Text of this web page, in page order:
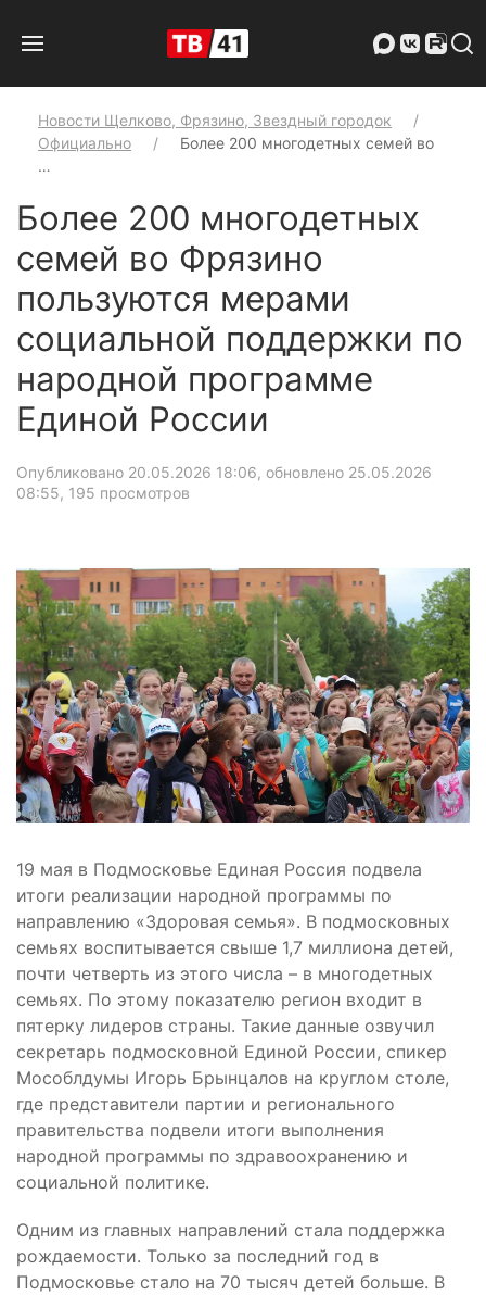
Новости Щелково, Фрязино, Звездный городок
Официально
Более 200 многодетных семей во
…
Более 200 многодетных
семей во Фрязино
пользуются мерами
социальной поддержки по
народной программе
Единой России
Опубликовано 20.05.2026 18:06, обновлено 25.05.2026
08:55, 195 просмотров
19 мая в Подмосковье Единая Россия подвела
итоги реализации народной программы по
направлению «Здоровая семья». В подмосковных
семьях воспитывается свыше 1,7 миллиона детей,
почти четверть из этого числа – в многодетных
семьях. По этому показателю регион входит в
пятерку лидеров страны. Такие данные озвучил
секретарь подмосковной Единой России, спикер
Мособлдумы Игорь Брынцалов на круглом столе,
где представители партии и регионального
правительства подвели итоги выполнения
народной программы по здравоохранению и
социальной политике.
Одним из главных направлений стала поддержка
рождаемости. Только за последний год в
Подмосковье стало на 70 тысяч детей больше. В